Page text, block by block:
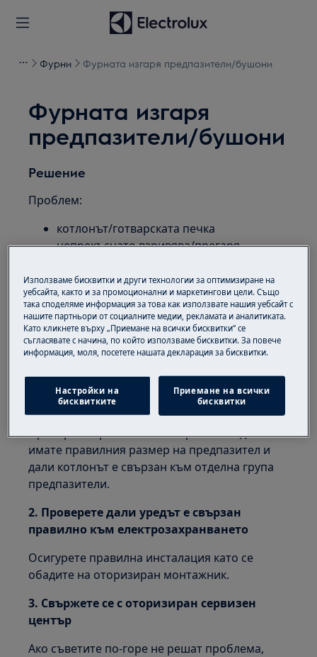
Фурни Фурната изгаря предпазители/бушони
Фурната изгаря
предпазители/бушони
Решение
Проблем:
котлонът/готварската печка
непрекъснато взривява/прегаря
Приложимо към:
вградена фурна самостоятелна печка
Решение:
достатъчен за електрическото
натоварване
Проверете при вашия електротехник дали
имате правилния размер на предпазител и
дали котлонът е свързан към отделна група
предпазители.
2. Проверете дали уредът е свързан
правилно към електрозахранването
Осигурете правилна инсталация като се
обадите на оторизиран монтажник.
3. Свържете се с оторизиран сервизен
център
Ако съветите по-горе не решат проблема,
Използваме бисквитки и други технологии за оптимизиране на
уебсайта, както и за промоционални и маркетингови цели. Също
така споделяме информация за това как използвате нашия уебсайт с
нашите партньори от социалните медии, рекламата и аналитиката.
Като кликнете върху „Приемане на всички бисквитки“ се
съгласявате с начина, по който използваме бисквитки. За повече
информация, моля, посетете нашата декларация за бисквитки.
Настройки на
бисквитките
Приемане на всички
бисквитки